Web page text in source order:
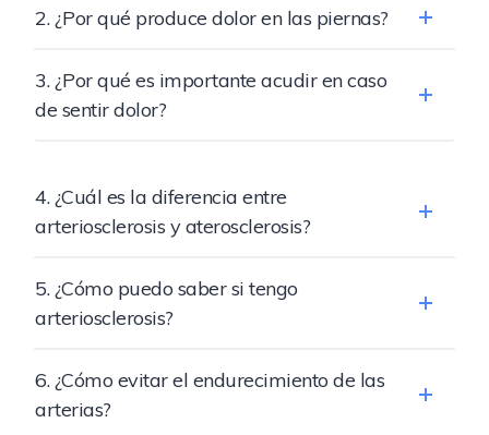
2. ¿Por qué produce dolor en las piernas?
3. ¿Por qué es importante acudir en caso
de sentir dolor?
4. ¿Cuál es la diferencia entre
arteriosclerosis y aterosclerosis?
5. ¿Cómo puedo saber si tengo
arteriosclerosis?
6. ¿Cómo evitar el endurecimiento de las
arterias?